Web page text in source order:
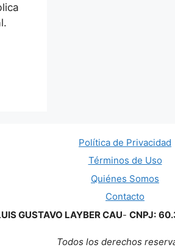
Política de Privacidad
Términos de Uso
Quiénes Somos
Contacto
GUSTAVO LAYBER CAU- CNPJ:
Todos los derechos